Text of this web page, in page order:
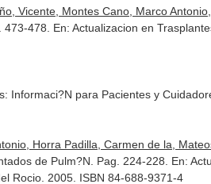
Vicente, Montes Cano, Marco
478. En: Actualizacion en
Informaci?N para Pacientes y
Horra Padilla, Carmen de la,
de Pulm?N. Pag. 224-228. En:
Rocio. 2005. ISBN 84-688-9371-4